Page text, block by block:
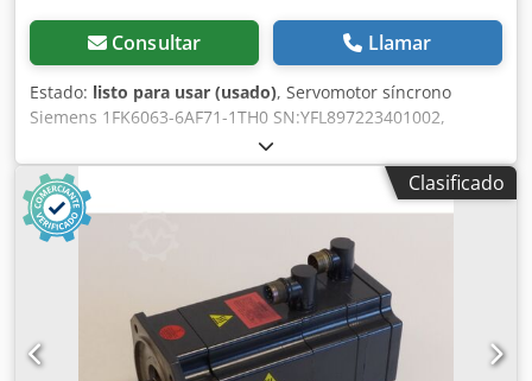
Consultar Llamar
Estado: listo para usar (usado), Servomotor síncrono
Siemens 1FK6063-6AF71-1TH0 SN:YFL897223401002,
revisado y probado por profesionales con 12 meses de
garantía, 100 % funcional, volumen de suministro según
fotos, usado, buen estado, 100 % funcional, volumen de
suministro según fotos Csdpfju Sd D Asx Angorf
Clasificado